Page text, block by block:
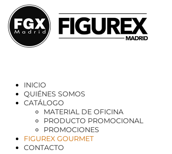
INICIO
QUIÉNES SOMOS
CATÁLOGO
MATERIAL DE OFICINA
PRODUCTO PROMOCIONAL
PROMOCIONES
FIGUREX GOURMET
CONTACTO